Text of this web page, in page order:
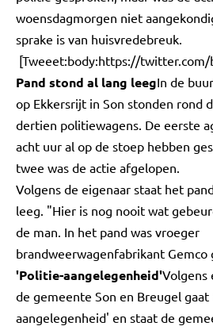
woensdagmorgen niet
sprake is van huisvredebreuk.
[Tweeet:body:https://
Pand stond al lang leegIn de
op Ekkersrijt in Son stonden rond
dertien politiewagens. De eerste
acht uur al op de stoep hebben
twee was de actie afgelopen.
Volgens de eigenaar staat het
leeg. "Hier is nog nooit wat
de man. In het pand was vroeger
brandweerwagenfabrikant Gemco
'Politie-aangelegenheid'Volgens
de gemeente Son en Breugel
aangelegenheid' en staat de